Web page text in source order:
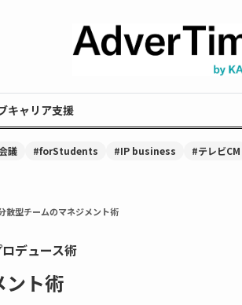
キャリア支援
議 #forStudents #IP business #テレビCM
散型チームのマネジメント術
デュース術
ント術